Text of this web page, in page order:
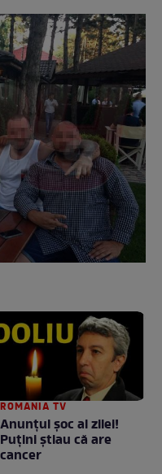
ROMANIA TV
Anunţul şoc al zilei!
Puţini ştiau că are
cancer